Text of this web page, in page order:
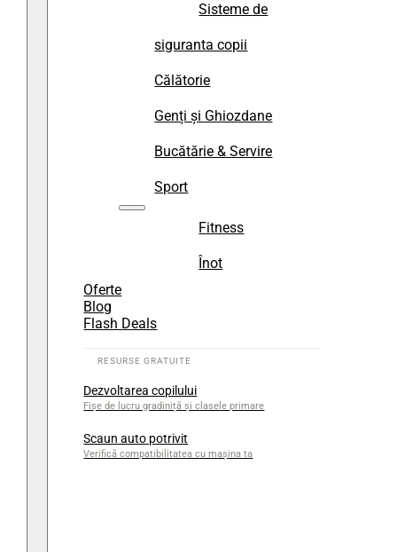
Sisteme de
siguranta copii
Călătorie
Genți și Ghiozdane
Bucătărie & Servire
Sport
Fitness
Înot
Oferte
Blog
Flash Deals
Dezvoltarea copilului
Fișe de lucru gradiniță și clasele primare
Scaun auto potrivit
Verifică compatibilitatea cu mașina ta